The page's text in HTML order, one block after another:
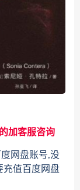
加客服咨询
网盘账号,没
充值百度网盘